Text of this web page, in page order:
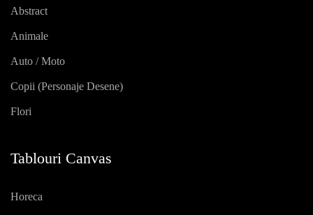
Abstract
Animale
Auto / Moto
Copii (personaje Desene)
Flori
Tablouri Canvas
Horeca